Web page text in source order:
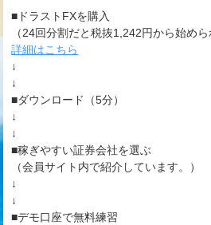
■ドラストFXを購入
（24回分割だと税抜1,242円から始めら
詳細はこちら
↓
↓
■ダウンロード（5分）
↓
↓
■稼ぎやすい証券会社を選ぶ
（会員サイト内で紹介しています。）
↓
↓
■デモ口座で無料練習